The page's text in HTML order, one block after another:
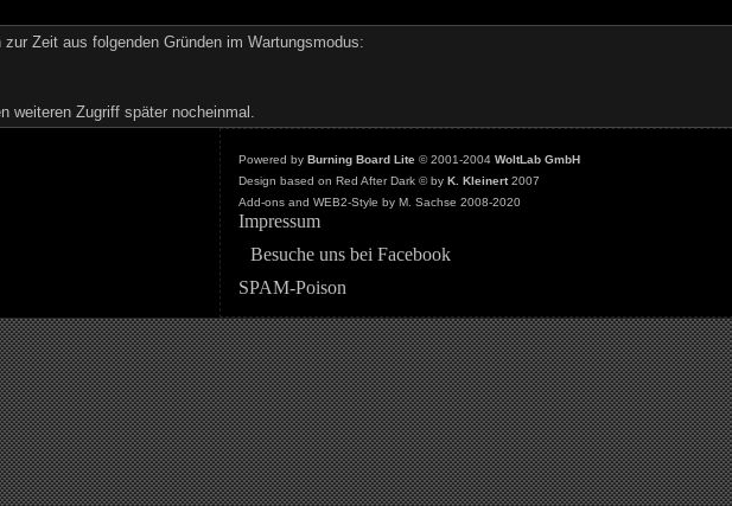
Zeit aus folgenden Gründen im Wartungsmodus:
weiteren Zugriff später nocheinmal.
Powered by Burning Board Lite© 2001-2004 WoltLab GmbH
Design based on Red After Dark © by K. Kleinert2007
Add-ons and WEB2-Style by M. Sachse 2008-2020
Impressum
Besuche uns bei Facebook
SPAM-Poison